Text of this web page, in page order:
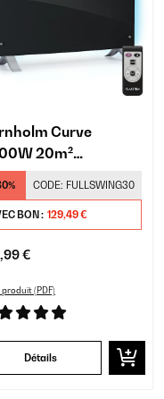
Curve
20m²
Électrique
Lumière Noir
CODE: FULLSWING30
BON : 129,49 €
€
produit (PDF)
Détails